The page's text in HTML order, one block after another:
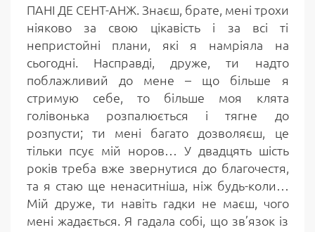
ПАНІ ДЕ СЕНТ-АНЖ. Знаєш, брате, мені трохи
ніяково за свою цікавість і за всі ті
непристойні плани, які я намріяла на
сьогодні. Насправді, друже, ти надто
поблажливий до мене – що більше я
стримую себе, то більше моя клята
голівонька розпалюється і тягне до
розпусти; ти мені багато дозволяєш, це
тільки псує мій норов… У двадцять шість
років треба вже звернутися до благочестя,
та я стаю ще ненаситніша, ніж будь-коли…
Мій друже, ти навіть гадки не маєш, чого
мені жадається. Я гадала собі, що зв’язок із